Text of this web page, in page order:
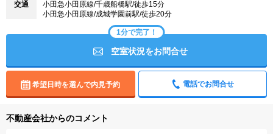
交通
小田急小田原線/千歳船橋駅/徒歩15分
小田急小田原線/成城学園前駅/徒歩20分
1分で完了！
空室状況をお問合せ
希望日時を選んで内見予約 電話でお問合せ
不動産会社からのコメント